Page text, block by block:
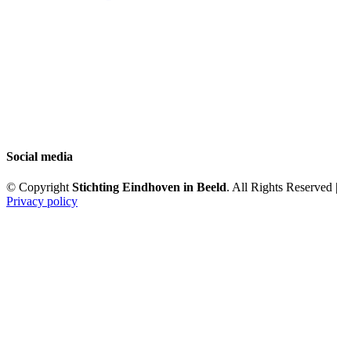
Social media
© Copyright Stichting Eindhoven in Beeld. All Rights Reserved |
Privacy policy